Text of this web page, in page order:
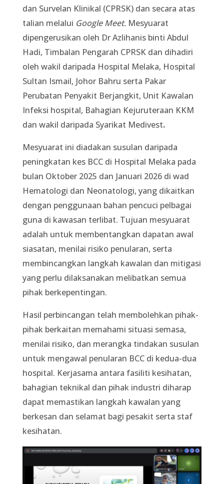
dan Survelan Klinikal (CPRSK) dan secara atas
talian melalui Google Meet. Mesyuarat
dipengerusikan oleh Dr Azlihanis binti Abdul
Hadi, Timbalan Pengarah CPRSK dan dihadiri
oleh wakil daripada Hospital Melaka, Hospital
Sultan Ismail, Johor Bahru serta Pakar
Perubatan Penyakit Berjangkit, Unit Kawalan
Infeksi hospital, Bahagian Kejuruteraan KKM
dan wakil daripada Syarikat Medivest.
Mesyuarat ini diadakan susulan daripada
peningkatan kes BCC di Hospital Melaka pada
bulan Oktober 2025 dan Januari 2026 di wad
Hematologi dan Neonatologi, yang dikaitkan
dengan penggunaan bahan pencuci pelbagai
guna di kawasan terlibat. Tujuan mesyuarat
adalah untuk membentangkan dapatan awal
siasatan, menilai risiko penularan, serta
membincangkan langkah kawalan dan mitigasi
yang perlu dilaksanakan melibatkan semua
pihak berkepentingan.
Hasil perbincangan telah membolehkan pihak-
pihak berkaitan memahami situasi semasa,
menilai risiko, dan merangka tindakan susulan
untuk mengawal penularan BCC di kedua-dua
hospital. Kerjasama antara fasiliti kesihatan,
bahagian teknikal dan pihak industri diharap
dapat memastikan langkah kawalan yang
berkesan dan selamat bagi pesakit serta staf
kesihatan.